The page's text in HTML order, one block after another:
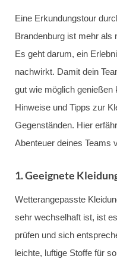
Eine Erkundungstour
Brandenburg ist mehr als
Es geht darum, ein
nachwirkt. Damit dein
gut wie möglich genießen
Hinweise und Tipps zur
Gegenständen. Hier
Abenteuer deines Teams
1. Geeignete
Wetterangepasste
sehr wechselhaft ist, ist
prüfen und sich
leichte, luftige Stoffe für